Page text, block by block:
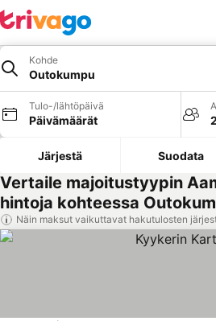
Kohde
Outokumpu
Tulo-/lähtöpäivä
Päivämäärät
Järjestä Suodata
Vertaile majoitustyypin
hintoja kohteessa
Näin maksut vaikuttavat hakutulosten